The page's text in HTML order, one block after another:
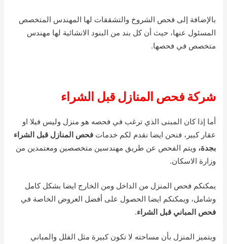
بالإضافة إلى فحص الشروخ والتشققات لها المهندس المتخصص
المسئول عنها، حيث أن كل بند من البنود الانشائية لها مهندس
متخصص في فحصها.
شركة فحص المنازل قبل الشراء
أما إذا كان المبنى الذي ترغب في فحصه هو منزل وليس فيلا او
عقار كبير، فنحن ايضا نقدم لكم خدماتفحص المنازل قبل الشراء
بجدة، ويتم الفحص عن طريق مهندسين متخصصين ومعتمدين من
وزارة الاسكان.
يمكنكم فحص المنزل من الداخل ومن الخارج ايضا بشكل كامل
وشامل، ويمكنكم ايضا الحصول على أفضل العروض الخاصة في
فحص المباني قبل الشراء.
ويتميز المنزل بأن مساحته لا تكون كبيرة مثل الفلل والمباني